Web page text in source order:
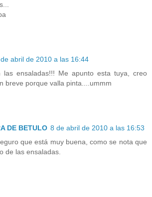
abril de 2010 a las 16:44
las ensaladas!!! Me apunto esta tuya, creo
breve porque valla pinta....ummm
DE BETULO 8 de abril de 2010 a las 16:53
que está muy buena, como se nota que
de las ensaladas.